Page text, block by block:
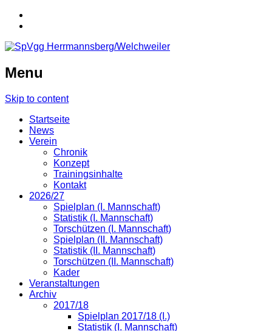
Menu
Skip to content
Startseite
News
Verein
Chronik
Konzept
Trainingsinhalte
Kontakt
2026/27
Spielplan (I. Mannschaft)
Statistik (I. Mannschaft)
Torschützen (I. Mannschaft)
Spielplan (II. Mannschaft)
Statistik (II. Mannschaft)
Torschützen (II. Mannschaft)
Kader
Veranstaltungen
Archiv
2017/18
Spielplan 2017/18 (I.)
Statistik (I. Mannschaft)